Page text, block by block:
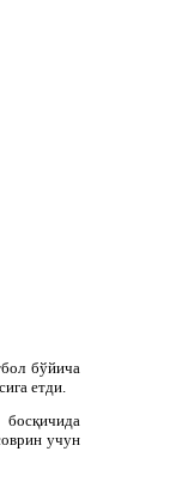
бўйича
етди.
учун